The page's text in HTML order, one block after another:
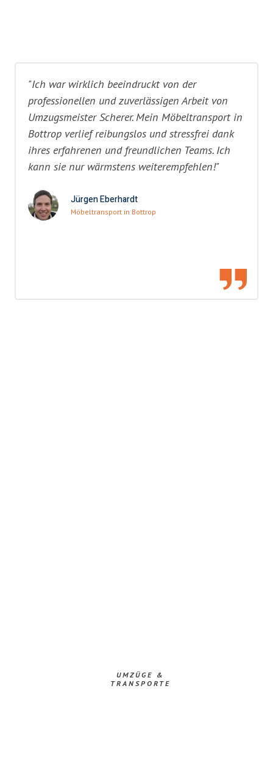
"Ich war wirklich beeindruckt von der
professionellen und zuverlässigen Arbeit von
Umzugsmeister Scherer. Mein Möbeltransport in
Bottrop verlief reibungslos und stressfrei dank
ihres erfahrenen und freundlichen Teams. Ich
kann sie nur wärmstens weiterempfehlen!"
Jürgen Eberhardt
Möbeltransport in Bottrop
UMZÜGE &
TRANSPORTE